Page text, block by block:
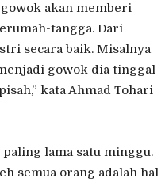
akan memberi
tangga. Dari
secara baik. Misalnya
gowok dia tinggal
kata Ahmad Tohari
lama satu minggu.
semua orang adalah hal